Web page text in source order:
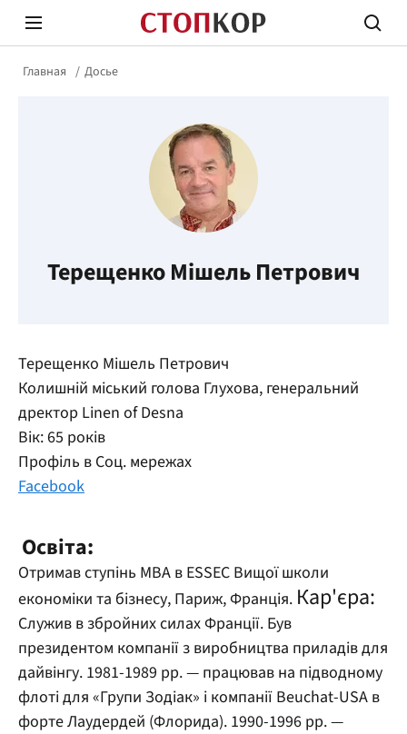
Стоп Политической Коррупции
Политика
Главная Досье
Терещенко Мішель Петрович
Терещенко Мішель Петрович
Колишній міський голова Глухова, генеральний
дректор Linen of Desna
Вік: 65 років
Профіль в Соц. мережах
Facebook
Освіта:
Отримав ступінь MBA в ESSEC Вищої школи
економіки та бізнесу, Париж, Франція. Кар'єра:
Служив в збройних силах Франції. Був
президентом компанії з виробництва приладів для
дайвінгу. 1981-1989 рр. — працював на підводному
флоті для «Групи Зодіак» і компанії Beuchat-USA в
форте Лаудердей (Флорида). 1990-1996 рр. —